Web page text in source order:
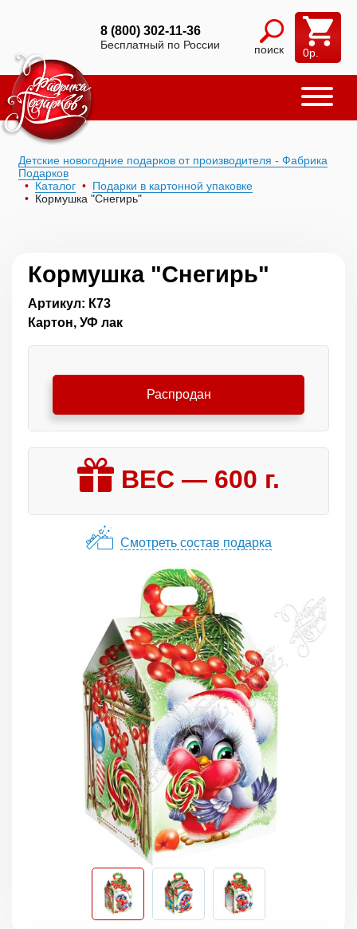
8 (800) 302-11-36
Бесплатный по России поиск 0р.
Детские новогодние подарков от производителя - Фабрика
Подарков
Каталог
Подарки в картонной упаковке
Кормушка "Снегирь"
Кормушка "Снегирь"
Артикул: К73
Картон, УФ лак
Распродан
ВЕС — 600 г.
Смотреть состав подарка